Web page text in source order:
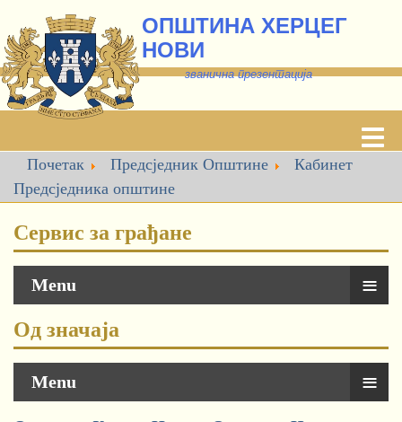
ОПШТИНА ХЕРЦЕГ
НОВИ
званична презентација
Почетак Предсједник Општине
Кабинет
Предсједника oпштине
Сервис за грађане
Menu ≡
Од значаја
Menu ≡